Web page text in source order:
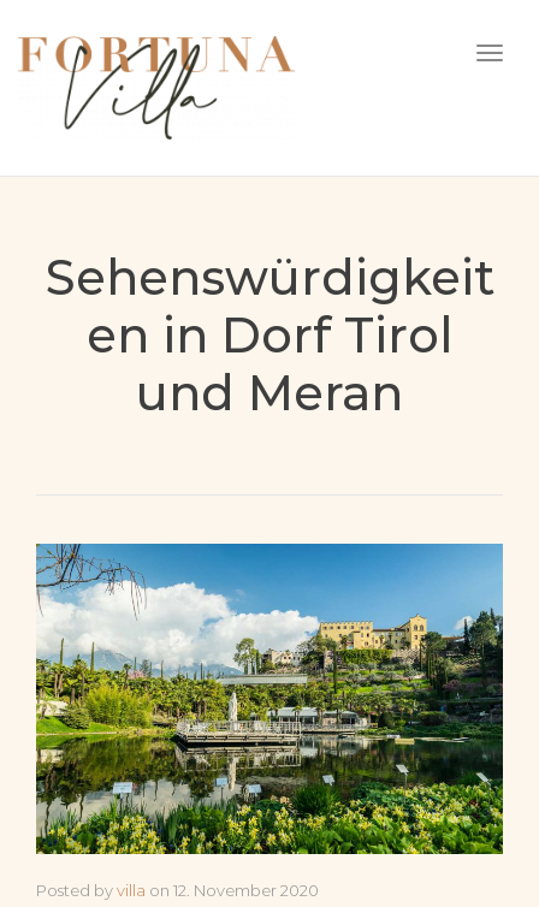
Sehenswürdigkeit
en in Dorf Tirol
und Meran
Posted byvilla on 12. November 2020